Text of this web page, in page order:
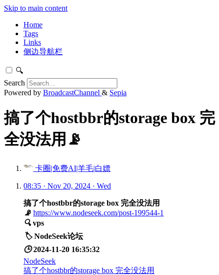
Skip to main content
Home
Tags
Links
侧边导航栏
🔍
Search
Powered by BroadcastChannel & Sepia
搞了个hostbbr的storage box 完
全没法用📡
卡圈|免费AI|羊毛|白嫖
08:35 · Nov 20, 2024 · Wed
搞了个hostbbr的storage box 完全没法用
📡 https://www.nodeseek.com/post-199544-1
🔍 vps
🏷️ NodeSeek论坛
🕒 2024-11-20 16:35:32
NodeSeek
搞了个hostbbr的storage box 完全没法用